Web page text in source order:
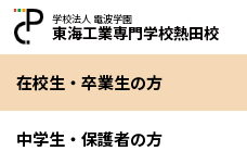
学校法人 電波学園
東海工業専門学校熱田校
在校生・卒業生の方
中学生・保護者の方